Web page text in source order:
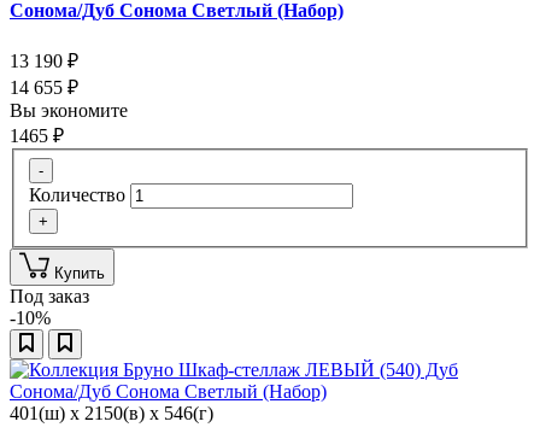
Сонома/Дуб Сонома Светлый (Набор)
13 190 ₽
14 655 ₽
Вы экономите
1465 ₽
-
Количество
+
Купить
Под заказ
-10%
401(ш) x 2150(в) x 546(г)